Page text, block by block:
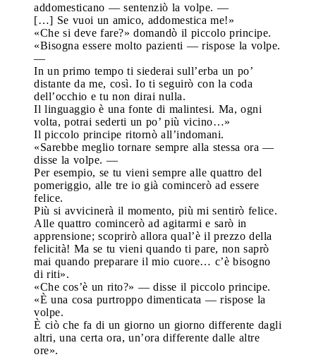
addomesticano — sentenziò la volpe. —
[…] Se vuoi un amico, addomestica me!»
«Che si deve fare?» domandò il piccolo principe.
«Bisogna essere molto pazienti — rispose la volpe.
—
In un primo tempo ti siederai sull’erba un po’
distante da me, così. Io ti seguirò con la coda
dell’occhio e tu non dirai nulla.
Il linguaggio è una fonte di malintesi. Ma, ogni
volta, potrai sederti un po’ più vicino…»
Il piccolo principe ritornò all’indomani.
«Sarebbe meglio tornare sempre alla stessa ora —
disse la volpe. —
Per esempio, se tu vieni sempre alle quattro del
pomeriggio, alle tre io già comincerò ad essere
felice.
Più si avvicinerà il momento, più mi sentirò felice.
Alle quattro comincerò ad agitarmi e sarò in
apprensione; scoprirò allora qual’è il prezzo della
felicità! Ma se tu vieni quando ti pare, non saprò
mai quando preparare il mio cuore… c’è bisogno
di riti».
«Che cos’è un rito?» — disse il piccolo principe.
«È una cosa purtroppo dimenticata — rispose la
volpe.
È ciò che fa di un giorno un giorno differente dagli
altri, una certa ora, un’ora differente dalle altre
ore».